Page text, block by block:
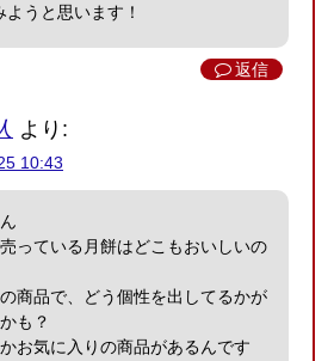
うと思います！
返信
より:
10:43
っている月餅はどこもおいしいの
商品で、どう個性を出してるかが
も？
お気に入りの商品があるんです